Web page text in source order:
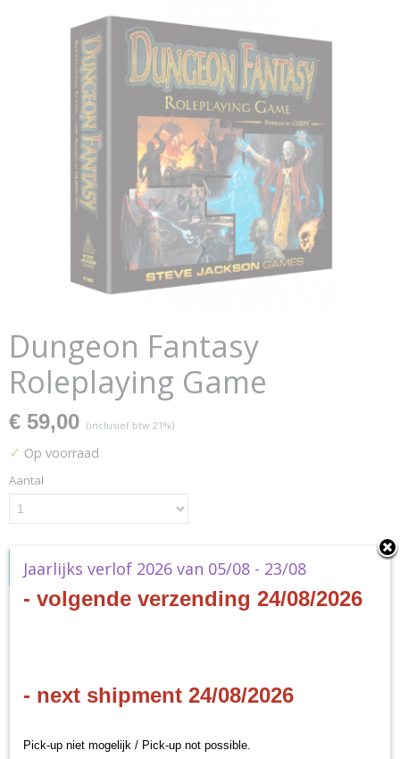
Dungeon Fantasy
Roleplaying Game
€ 59,00 (inclusief btw 21%)
✓ Op voorraad
Aantal
IN WINKELWAGEN
Productcode leverancier
Dungeon Fantasy Roleplaying
Game
Jaarlijks verlof 2026 van 05/08 - 23/08
- volgende verzending 24/08/2026
- next shipment 24/08/2026
Pick-up niet mogelijk / Pick-up not possible.